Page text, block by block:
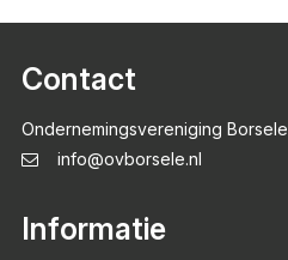
Contact
Ondernemingsvereniging Borsele
info@ovborsele.nl
Informatie